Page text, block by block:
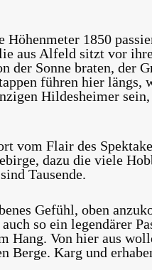
1850
aus Alfeld sitzt vor
der Sonne braten, der
führen hier längs,
Hildesheimer
vom Flair des
dazu die viele
Tausende.
Gefühl, oben
so ein legendärer
Hang. Von hier aus
Karg und